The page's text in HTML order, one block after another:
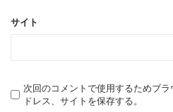
サイト
次回のコメントで使用するためブ
ドレス、サイトを保存する。